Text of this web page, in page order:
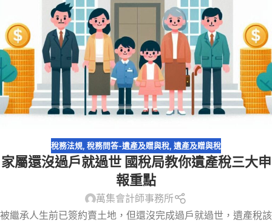
稅務法規 稅務問答-遺產及贈與稅 遺產及贈與稅
家屬還沒過戶就過世 國稅局教你遺產稅三大申
報重點
萬集會計師事務所
被繼承人生前已簽約賣土地，但還沒完成過戶就過世，遺產稅該